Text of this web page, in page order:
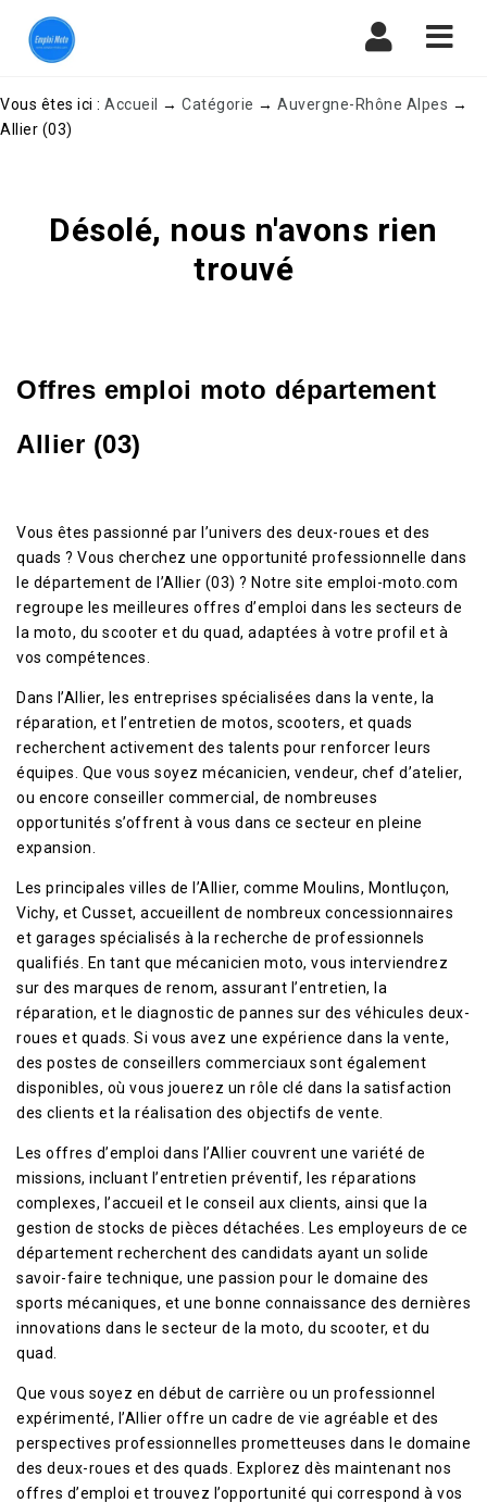
Vous êtes ici : Accueil → Catégorie → Auvergne-Rhône Alpes →
Allier (03)
Désolé, nous n'avons rien
trouvé
Offres emploi moto département
Allier (03)
Vous êtes passionné par l’univers des deux-roues et des
quads ? Vous cherchez une opportunité professionnelle dans
le département de l’Allier (03) ? Notre site emploi-moto.com
regroupe les meilleures offres d’emploi dans les secteurs de
la moto, du scooter et du quad, adaptées à votre profil et à
vos compétences.
Dans l’Allier, les entreprises spécialisées dans la vente, la
réparation, et l’entretien de motos, scooters, et quads
recherchent activement des talents pour renforcer leurs
équipes. Que vous soyez mécanicien, vendeur, chef d’atelier,
ou encore conseiller commercial, de nombreuses
opportunités s’offrent à vous dans ce secteur en pleine
expansion.
Les principales villes de l’Allier, comme Moulins, Montluçon,
Vichy, et Cusset, accueillent de nombreux concessionnaires
et garages spécialisés à la recherche de professionnels
qualifiés. En tant que mécanicien moto, vous interviendrez
sur des marques de renom, assurant l’entretien, la
réparation, et le diagnostic de pannes sur des véhicules deux-
roues et quads. Si vous avez une expérience dans la vente,
des postes de conseillers commerciaux sont également
disponibles, où vous jouerez un rôle clé dans la satisfaction
des clients et la réalisation des objectifs de vente.
Les offres d’emploi dans l’Allier couvrent une variété de
missions, incluant l’entretien préventif, les réparations
complexes, l’accueil et le conseil aux clients, ainsi que la
gestion de stocks de pièces détachées. Les employeurs de ce
département recherchent des candidats ayant un solide
savoir-faire technique, une passion pour le domaine des
sports mécaniques, et une bonne connaissance des dernières
innovations dans le secteur de la moto, du scooter, et du
quad.
Que vous soyez en début de carrière ou un professionnel
expérimenté, l’Allier offre un cadre de vie agréable et des
perspectives professionnelles prometteuses dans le domaine
des deux-roues et des quads. Explorez dès maintenant nos
offres d’emploi et trouvez l’opportunité qui correspond à vos